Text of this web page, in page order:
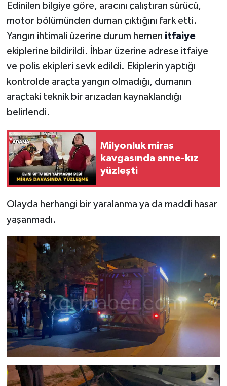
Edinilen bilgiye göre, aracını çalıştıran sürücü,
motor bölümünden duman çıktığını fark etti.
Yangın ihtimali üzerine durum hemen itfaiye
ekiplerine bildirildi. İhbar üzerine adrese itfaiye
ve polis ekipleri sevk edildi. Ekiplerin yaptığı
kontrolde araçta yangın olmadığı, dumanın
araçtaki teknik bir arızadan kaynaklandığı
belirlendi.
Milyonluk miras
kavgasında anne-kız
yüzleşti
Olayda herhangi bir yaralanma ya da maddi hasar
yaşanmadı.